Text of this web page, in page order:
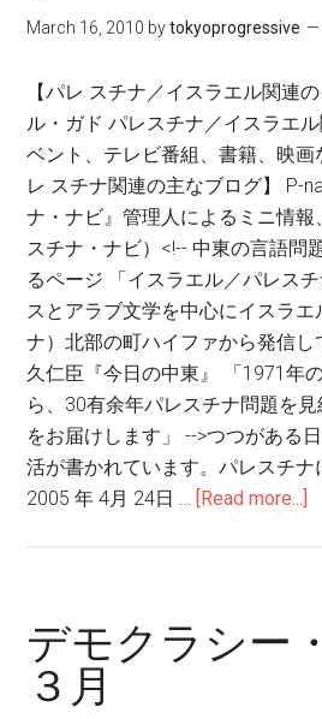
March 16, 2010 bytokyoprogressive
【パレ スチナ／イスラエル関連
ル・ガド パレスチナ／イスラエ
ベント、テレビ番組、書籍、映
レ スチナ関連の主なブログ】 P-
ナ・ナビ』管理人によるミニ情報
スチナ・ナビ）<!-- 中東の言語問
るページ 「イスラエル／パレス
スとアラブ文学を中心にイスラ
ナ）北部の町ハイファから発信し
久仁臣『今日の中東』 「1971年
ら、30有余年パレスチナ問題を
をお届けします」 -->つつがある
活が書かれています。パレスチナ
2005 年 4月 24日 … [Read more...]
デモクラシー
３月